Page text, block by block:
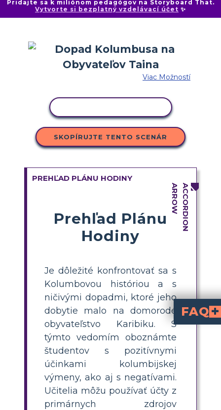
Pridajte sa k miliónom pedagógov na Storyboard That.
Vytvorte si bezplatný vzdelávací účet ✨
Viac Možností
SKOPÍRUJTE TENTO SCENÁR
PREHĽAD PLÁNU HODINY
Prehľad Plánu
Hodiny
Je dôležité konfrontovať sa s
Kolumbovou históriou a s
ničivými dopadmi, ktoré jeho
dobytie malo na domorodé
obyvateľstvo Karibiku. S
týmto vedomím oboznámte
študentov s pozitívnymi
účinkami kolumbijskej
výmeny, ako aj s negatívami.
Učitelia môžu používať účty z
primárnych zdrojov
FAQ